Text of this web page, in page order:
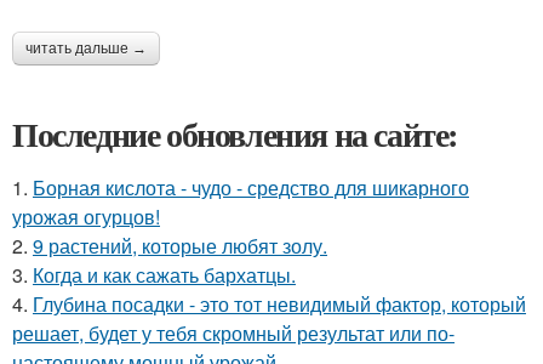
читать дальше →
Последние обновления на сайте:
1. Борная кислота - чудо - средство для шикарного
урожая огурцов!
2. 9 растений, которые любят золу.
3. Когда и как сажать бархатцы.
4. Глубина посадки - это тот невидимый фактор, который
решает, будет у тебя скромный результат или по-